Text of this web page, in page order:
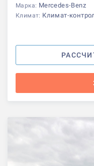
Марка: Mercedes-Benz
Климат: Климат-